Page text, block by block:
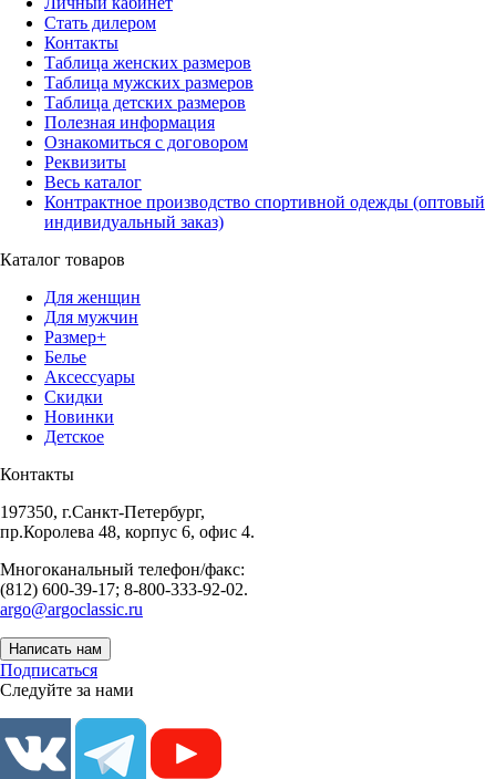
Стать дилером
Контакты
Таблица женских размеров
Таблица мужских размеров
Таблица детских размеров
Полезная информация
Ознакомиться с договором
Реквизиты
Весь каталог
Контрактное производство спортивной одежды (оптовый
индивидуальный заказ)
Каталог товаров
Для женщин
Для мужчин
Размер+
Белье
Аксессуары
Скидки
Новинки
Детское
Контакты
197350, г.Санкт-Петербург,
пр.Королева 48, корпус 6, офис 4.
Многоканальный телефон/факс:
(812) 600-39-17; 8-800-333-92-02.
argo@argoclassic.ru
Написать нам
Подписаться
Следуйте за нами